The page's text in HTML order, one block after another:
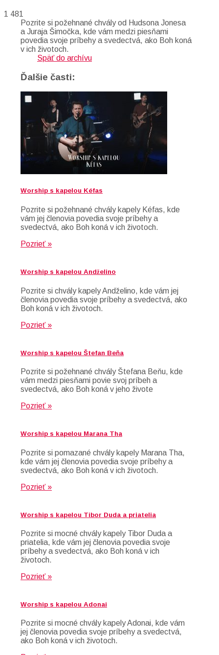
1 481
Pozrite si požehnané chvály od Hudsona Jonesa
a Juraja Šimočka, kde vám medzi piesňami
povedia svoje príbehy a svedectvá, ako Boh koná
v ich životoch.
Späť do archívu
Ďalšie časti:
Worship s kapelou Kéfas
Pozrite si požehnané chvály kapely Kéfas, kde
vám jej členovia povedia svoje príbehy a
svedectvá, ako Boh koná v ich životoch.
Pozrieť »
Worship s kapelou Andželino
Pozrite si chvály kapely Andželino, kde vám jej
členovia povedia svoje príbehy a svedectvá, ako
Boh koná v ich životoch.
Pozrieť »
Worship s kapelou Štefan Beňa
Pozrite si požehnané chvály Štefana Beňu, kde
vám medzi piesňami povie svoj príbeh a
svedectvá, ako Boh koná v jeho živote
Pozrieť »
Worship s kapelou Marana Tha
Pozrite si pomazané chvály kapely Marana Tha,
kde vám jej členovia povedia svoje príbehy a
svedectvá, ako Boh koná v ich životoch.
Pozrieť »
Worship s kapelou Tibor Duda a priatelia
Pozrite si mocné chvály kapely Tibor Duda a
priatelia, kde vám jej členovia povedia svoje
príbehy a svedectvá, ako Boh koná v ich
životoch.
Pozrieť »
Worship s kapelou Adonai
Pozrite si mocné chvály kapely Adonai, kde vám
jej členovia povedia svoje príbehy a svedectvá,
ako Boh koná v ich životoch.